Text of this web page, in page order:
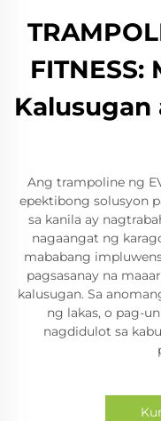
FITNESS:
Kalusugan
Ang trampoline ng
epektibong solusyon
sa kanila ay
nagaangat ng
mababang
pagsasanay na
kalusugan. Sa
ng lakas, o pag-
nagdidulot sa